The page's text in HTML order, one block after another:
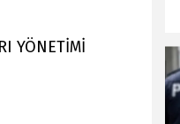
YÖNETİMİ